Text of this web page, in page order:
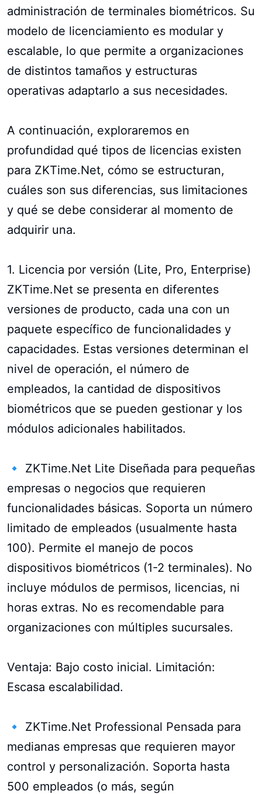
administración de terminales biométricos. Su
modelo de licenciamiento es modular y
escalable, lo que permite a organizaciones
de distintos tamaños y estructuras
operativas adaptarlo a sus necesidades.
A continuación, exploraremos en
profundidad qué tipos de licencias existen
para ZKTime.Net, cómo se estructuran,
cuáles son sus diferencias, sus limitaciones
y qué se debe considerar al momento de
adquirir una.
1. Licencia por versión (Lite, Pro, Enterprise)
ZKTime.Net se presenta en diferentes
versiones de producto, cada una con un
paquete específico de funcionalidades y
capacidades. Estas versiones determinan el
nivel de operación, el número de
empleados, la cantidad de dispositivos
biométricos que se pueden gestionar y los
módulos adicionales habilitados.
🔹 ZKTime.Net Lite Diseñada para pequeñas
empresas o negocios que requieren
funcionalidades básicas. Soporta un número
limitado de empleados (usualmente hasta
100). Permite el manejo de pocos
dispositivos biométricos (1-2 terminales). No
incluye módulos de permisos, licencias, ni
horas extras. No es recomendable para
organizaciones con múltiples sucursales.
Ventaja: Bajo costo inicial. Limitación:
Escasa escalabilidad.
🔹 ZKTime.Net Professional Pensada para
medianas empresas que requieren mayor
control y personalización. Soporta hasta
500 empleados (o más, según